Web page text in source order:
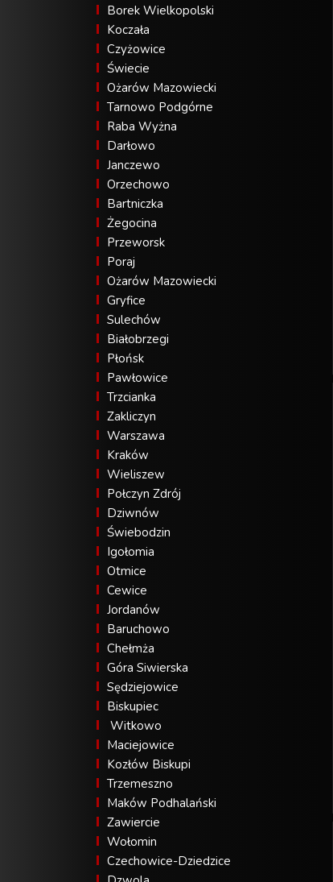
Borek Wielkopolski
Koczała
Czyżowice
Świecie
Ożarów Mazowiecki
Tarnowo Podgórne
Raba Wyżna
Darłowo
Janczewo
Orzechowo
Bartniczka
Żegocina
Przeworsk
Poraj
Ożarów Mazowiecki
Gryfice
Sulechów
Białobrzegi
Płońsk
Pawłowice
Trzcianka
Zakliczyn
Warszawa
Kraków
Wieliszew
Połczyn Zdrój
Dziwnów
Świebodzin
Igołomia
Otmice
Cewice
Jordanów
Baruchowo
Chełmża
Góra Siwierska
Sędziejowice
Biskupiec
Witkowo
Maciejowice
Kozłów Biskupi
Trzemeszno
Maków Podhalański
Zawiercie
Wołomin
Czechowice-Dziedzice